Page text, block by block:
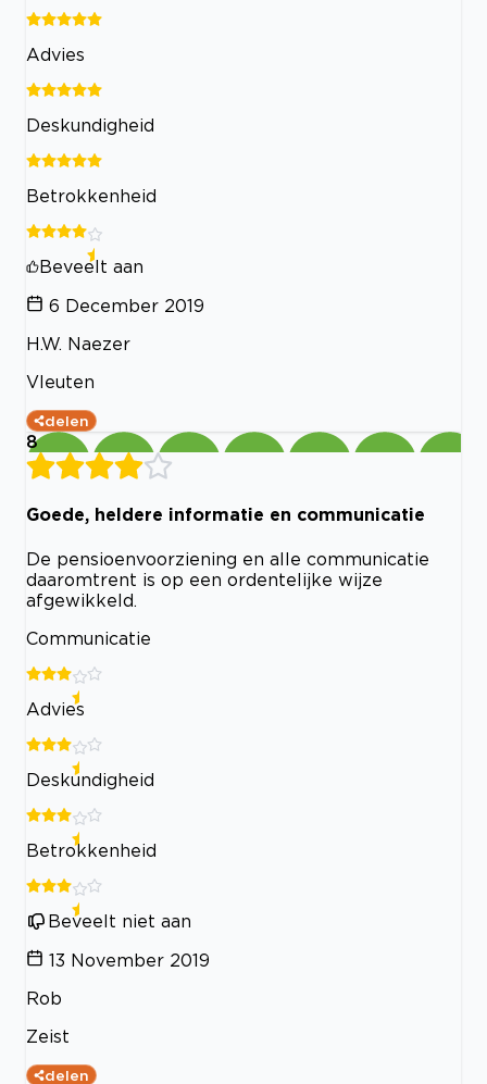
Advies
Deskundigheid
Betrokkenheid
Beveelt aan
6 December 2019
H.W. Naezer
Vleuten
delen
8
Goede, heldere informatie en communicatie
De pensioenvoorziening en alle communicatie
daaromtrent is op een ordentelijke wijze
afgewikkeld.
Communicatie
Advies
Deskundigheid
Betrokkenheid
Beveelt niet aan
13 November 2019
Rob
Zeist
delen